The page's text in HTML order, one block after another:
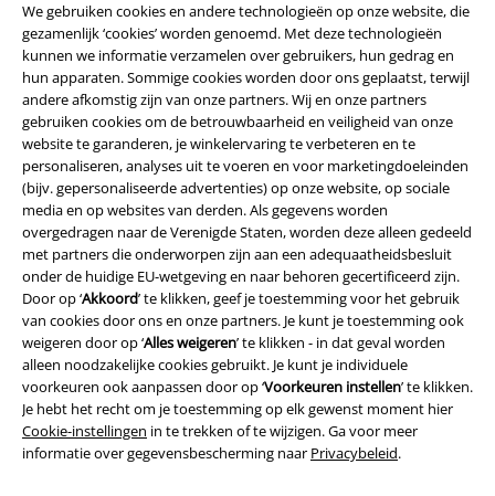
We gebruiken cookies en andere technologieën op onze website, die
gezamenlijk ‘cookies’ worden genoemd. Met deze technologieën
kunnen we informatie verzamelen over gebruikers, hun gedrag en
hun apparaten. Sommige cookies worden door ons geplaatst, terwijl
andere afkomstig zijn van onze partners. Wij en onze partners
gebruiken cookies om de betrouwbaarheid en veiligheid van onze
website te garanderen, je winkelervaring te verbeteren en te
personaliseren, analyses uit te voeren en voor marketingdoeleinden
(bijv. gepersonaliseerde advertenties) op onze website, op sociale
media en op websites van derden. Als gegevens worden
overgedragen naar de Verenigde Staten, worden deze alleen gedeeld
met partners die onderworpen zijn aan een adequaatheidsbesluit
onder de huidige EU-wetgeving en naar behoren gecertificeerd zijn.
Door op ‘Akkoord’ te klikken, geef je toestemming voor het gebruik
van cookies door ons en onze partners. Je kunt je toestemming ook
weigeren door op ‘Alles weigeren’ te klikken - in dat geval worden
alleen noodzakelijke cookies gebruikt. Je kunt je individuele
voorkeuren ook aanpassen door op ‘Voorkeuren instellen’ te klikken.
Je hebt het recht om je toestemming op elk gewenst moment hier
Cookie-instellingen in te trekken of te wijzigen. Ga voor meer
informatie over gegevensbescherming naar Privacybeleid.
% Decoratieve elementen
€ 75,99
Anatomy Dress
Hell Bunny
Maxi-jurk
%
€ 64,99
Unpleasant Dreams Dress
Heartless
Midi-jurk